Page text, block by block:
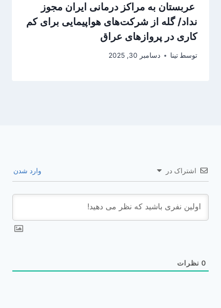
عربستان به مراکز درمانی ایران مجوز
نداد/ گله از شرکت‌های هواپیمایی برای کم
کاری در پروازهای عراق
توسط تینا دسامبر 30, 2025
اشتراک در وارد شدن
0 نظرات